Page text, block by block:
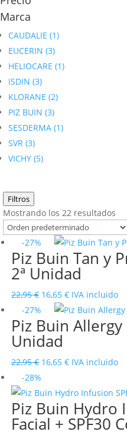
Marca
CAUDALIE (1)
EUCERIN (3)
HELIOCARE (1)
ISDIN (3)
KLORANE (2)
PIZ BUIN (3)
SESDERMA (1)
SVR (3)
VICHY (5)
Filtros
Mostrando los 22 resultados
-27%
Piz Buin Tan y
2ª Unidad
22,95€ El
precio
original
era:
16,65 €El
precio
actual
IVA incluido
-27%
Piz Buin Allergy
Unidad
22,95€ El
original
era:
22,95 €.
16,65 €El
actual
es:
16,65 €.
IVA incluido
-28%
Piz Buin Hydro
Facial + SPF30